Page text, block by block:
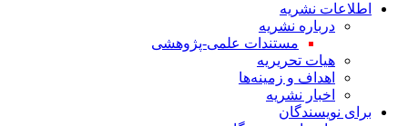
اطلاعات نشریه
درباره نشریه
مستندات علمی-پژوهشی
هیات تحریریه
اهداف و زمینه‌ها
اخبار نشریه
برای نویسندگان